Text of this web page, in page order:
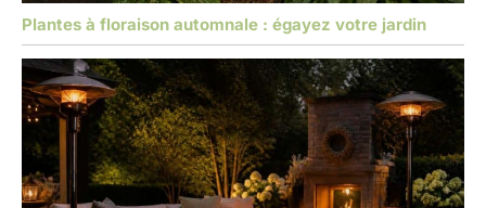
Plantes à floraison automnale : égayez votre jardin